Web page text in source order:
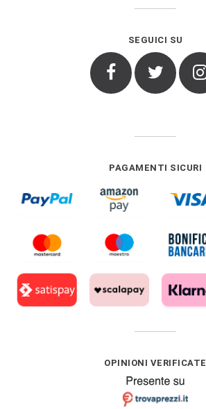
SEGUICI SU
Facebook Twitter
PAGAMENTI SICURI
OPINIONI VERIFICATE